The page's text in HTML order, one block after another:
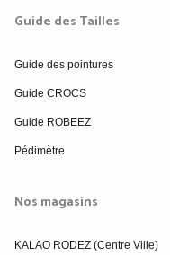
Guide des Tailles
Guide des pointures
Guide CROCS
Guide ROBEEZ
Pédimètre
Nos magasins
KALAO RODEZ (Centre Ville)